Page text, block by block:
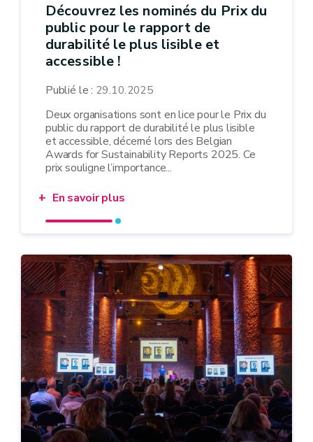
Découvrez les nominés du Prix du
public pour le rapport de
durabilité le plus lisible et
accessible !
Publié le : 29.10.2025
Deux organisations sont en lice pour le Prix du
public du rapport de durabilité le plus lisible
et accessible, décerné lors des Belgian
Awards for Sustainability Reports 2025. Ce
prix souligne l’importance...
En savoir plus